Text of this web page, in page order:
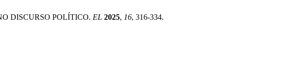
DISCURSO POLÍTICO. EL 2025, 16, 316-334.